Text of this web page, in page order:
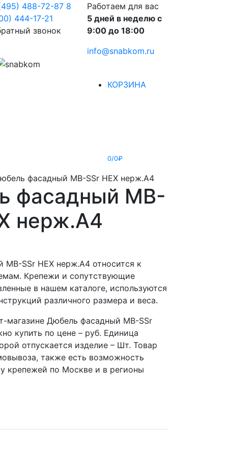
488-72-87 8
444-17-21
звонок
Работаем для вас
5 дней в неделю с
9:00 до 18:00
info@snabkom.ru
КОРЗИНА
0/0₽
фасадный MB-SSr НЕХ нерж.А4
фасадный MB-
нерж.А4
MB-SSr НЕХ нерж.А4 относится к
Крепежи и сопутствующие
в нашем каталоге, используются
различного размера и веса.
магазине Дюбель фасадный MB-SSr
купить по цене – руб. Единица
отпускается изделие – Шт. Товар
также есть возможность
крепежей по Москве и в регионы